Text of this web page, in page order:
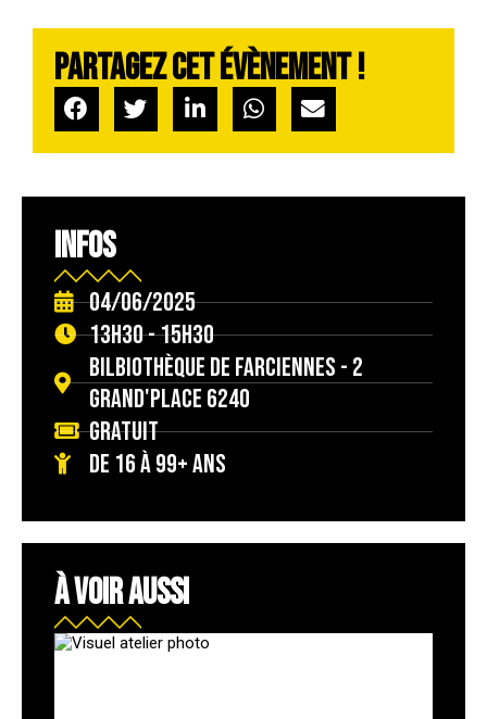
Partagez cet évènement !
INFOS
04/06/2025
13h30 - 15h30
Bilbiothèque de Farciennes - 2
Grand'place 6240
Gratuit
de 16 à 99+ ans
À VOIR AUSSI